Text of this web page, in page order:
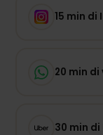
15 min di
20 min
30 min di